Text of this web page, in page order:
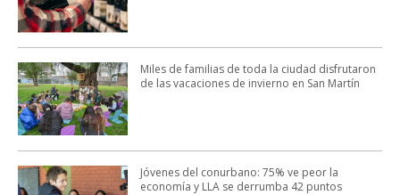
Miles de familias de toda la ciudad disfrutaron
de las vacaciones de invierno en San Martín
Jóvenes del conurbano: 75% ve peor la
economía y LLA se derrumba 42 puntos